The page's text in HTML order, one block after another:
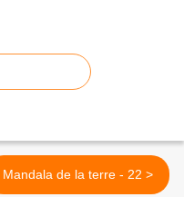
Mandala de la terre - 22 >